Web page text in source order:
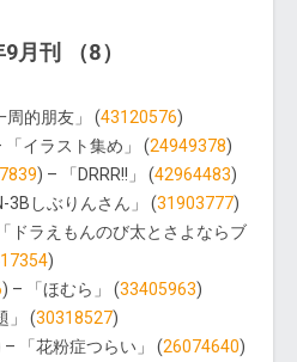
月刊 （8）
周的朋友」 (43120576)
「イラスト集め」 (24949378)
) – 「DRRR!!」 (42964483)
3Bしぶりんさん」 (31903777)
ドラえもんのび太とさよならブ
)
) – 「ほむら」 (33405963)
」 (30318527)
– 「花粉症つらい」 (26074640)